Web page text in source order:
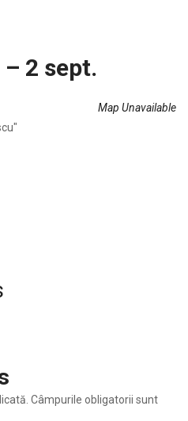
2 sept.
Map Unavailable
Câmpurile obligatorii sunt